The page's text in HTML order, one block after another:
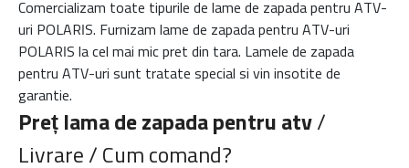
Comercializam toate tipurile de lame de zapada pentru ATV-
uri POLARIS. Furnizam lame de zapada pentru ATV-uri
POLARIS la cel mai mic pret din tara. Lamele de zapada
pentru ATV-uri sunt tratate special si vin insotite de
garantie.
Preț lama de zapada pentru atv /
Livrare / Cum comand?